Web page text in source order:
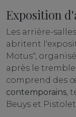
Exposition
Les arrière-
abritent
Motus",
après le
comprend des
contemporains,
Beuys et